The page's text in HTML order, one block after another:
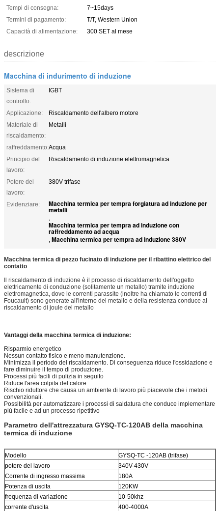
Tempi di consegna:
7~15days
Termini di pagamento:
T/T, Western Union
Capacità di alimentazione:
300 SET al mese
descrizione
Macchina di indurimento di induzione
Sistema di
controllo:
IGBT
Applicazione:
Riscaldamento dell'albero motore
Materiale di
riscaldamento:
Metalli
raffreddamento:Acqua
Principio del
lavoro:
Riscaldamento di induzione elettromagnetica
Potere del
lavoro:
380V trifase
Evidenziare: Macchina termica per tempra forgiatura ad induzione per
metalli
,
Macchina termica per tempra ad induzione con
raffreddamento ad acqua
, Macchina termica per tempra ad induzione 380V
Macchina termica di pezzo fucinato di induzione per il ribattino elettrico del
contatto
Il riscaldamento di induzione è il processo di riscaldamento dell'oggetto
elettricamente di conduzione (solitamente un metallo) tramite induzione
elettromagnetica, dove le correnti parassite (inoltre ha chiamato le correnti di
Foucault) sono generate all'interno del metallo e della resistenza conduce al
riscaldamento di joule del metallo
Vantaggi della macchina termica di induzione:
Risparmio energetico
Nessun contatto fisico e meno manutenzione.
Minimizza il periodo del riscaldamento. Di conseguenza riduce l'ossidazione e
fare diminuire il tempo di produzione.
Processi più facili di pulizia in seguito
Riduce l'area colpita del calore
Rischio riduttore che causa un ambiente di lavoro più piacevole che i metodi
convenzionali.
Possibilità per automatizzare i processi di saldatura che conduce implementare
più facile e ad un processo ripetitivo
Parametro dell'attrezzatura GYSQ-TC-120AB della macchina
termica di induzione
Modello
GYSQ-TC -120AB (trifase)
potere del lavoro
340V-430V
Corrente di ingresso massima
180A
Potenza di uscita
120KW
frequenza di variazione
10-50khz
corrente d'uscita
400-4000A